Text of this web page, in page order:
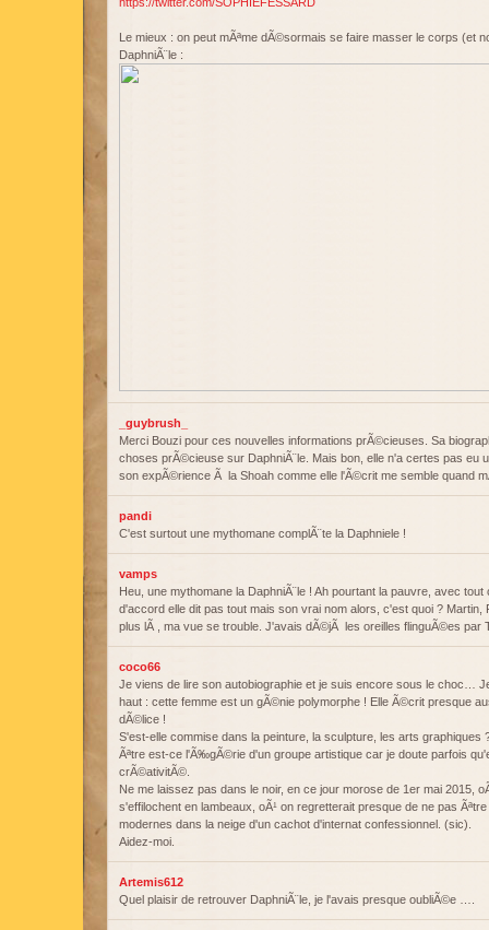
Le mieux : on peut mÃªme dÃ©sormais se faire masser le corps (et
DaphniÃ¨le :
_guybrush_
Merci Bouzi pour ces nouvelles informations prÃ©cieuses. Sa
choses prÃ©cieuse sur DaphniÃ¨le. Mais bon, elle n'a certes pas eu
son expÃ©rience Ã la Shoah comme elle l'Ã©crit me semble quand
pandi
C'est surtout une mythomane complÃ¨te la Daphniele !
vamps
Heu, une mythomane la DaphniÃ¨le ! Ah pourtant la pauvre, avec
d'accord elle dit pas tout mais son vrai nom alors, c'est quoi ?
plus lÃ , ma vue se trouble. J'avais dÃ©jÃ les oreilles flinguÃ©es par
coco66
Je viens de lire son autobiographie et je suis encore sous le choc…
haut : cette femme est un gÃ©nie polymorphe ! Elle Ã©crit presque
dÃ©lice !
S'est-elle commise dans la peinture, la sculpture, les arts graphiques
Ãªtre est-ce l'Ã‰gÃ©rie d'un groupe artistique car je doute parfois
crÃ©ativitÃ©.
Ne me laissez pas dans le noir, en ce jour morose de 1er mai 2015,
s'effilochent en lambeaux, oÃ¹ on regretterait presque de ne pas
modernes dans la neige d'un cachot d'internat confessionnel. (sic).
Aidez-moi.
Artemis612
Quel plaisir de retrouver DaphniÃ¨le, je l'avais presque oubliÃ©e ….